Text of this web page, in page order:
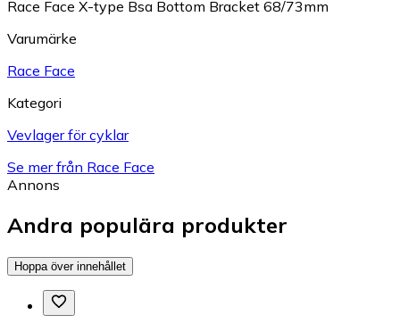
Race Face X-type Bsa Bottom Bracket 68/73mm
Varumärke
Race Face
Kategori
Vevlager för cyklar
Se mer från Race Face
Annons
Andra populära produkter
Hoppa över innehållet